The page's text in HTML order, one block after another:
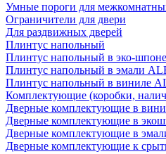
Умные пороги для
Ограничители для двери
Для раздвижных дверей
Плинтус напольный
Плинтус напольный в эко-
Плинтус напольный в эмали
Плинтус напольный в виниле
Комплектующие (коробки,
Дверные комплектующие в
Дверные комплектующие в
Дверные комплектующие в
Дверные комплектующие к